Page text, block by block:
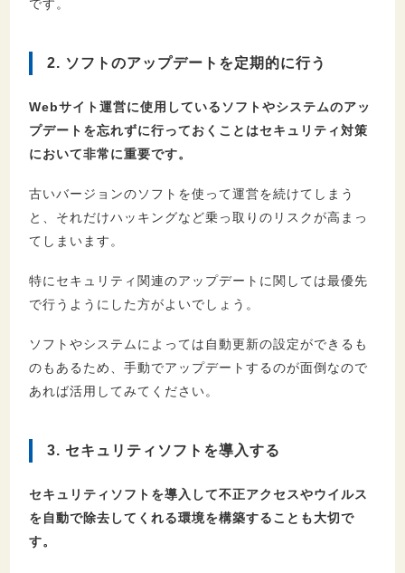
です。
2. ソフトのアップデートを定期的に行う
Webサイト運営に使用しているソフトやシステムのアッ
プデートを忘れずに行っておくことはセキュリティ対策
において非常に重要です。
古いバージョンのソフトを使って運営を続けてしまう
と、それだけハッキングなど乗っ取りのリスクが高まっ
てしまいます。
特にセキュリティ関連のアップデートに関しては最優先
で行うようにした方がよいでしょう。
ソフトやシステムによっては自動更新の設定ができるも
のもあるため、手動でアップデートするのが面倒なので
あれば活用してみてください。
3. セキュリティソフトを導入する
セキュリティソフトを導入して不正アクセスやウイルス
を自動で除去してくれる環境を構築することも大切で
す。